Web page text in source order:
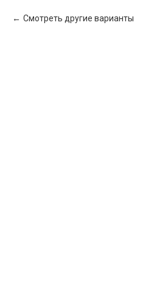
Смотреть другие варианты